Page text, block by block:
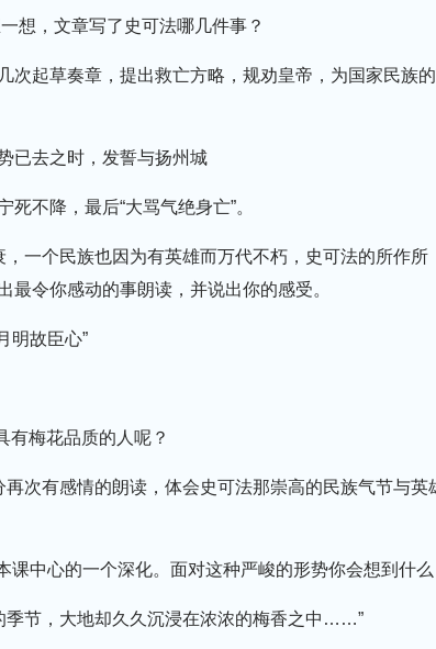
想，文章写了史可法哪几件事？
次起草奏章，提出救亡方略，规劝皇帝，为国家民族
已去之时，发誓与扬州城
不降，最后“大骂气绝身亡”。
一个民族也因为有英雄而万代不朽，史可法的所作所
最令你感动的事朗读，并说出你的感受。
明故臣心”
有梅花品质的人呢？
次有感情的朗读，体会史可法那崇高的民族气节与英
课中心的一个深化。面对这种严峻的形势你会想到什么
季节，大地却久久沉浸在浓浓的梅香之中……”